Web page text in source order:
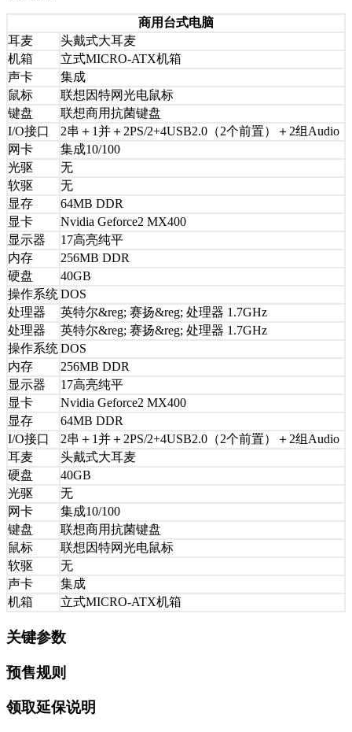
商用台式电脑
耳麦
头戴式大耳麦
机箱
立式MICRO-ATX机箱
声卡
集成
鼠标
联想因特网光电鼠标
键盘
联想商用抗菌键盘
I/O接口
2串＋1并＋2PS/2+4USB2.0（2个前置）＋2组Audio
网卡
集成10/100
光驱
无
软驱
无
显存
64MB DDR
显卡
Nvidia Geforce2 MX400
显示器
17高亮纯平
内存
256MB DDR
硬盘
40GB
操作系统DOS
处理器
英特尔&reg; 赛扬&reg; 处理器 1.7GHz
处理器
英特尔&reg; 赛扬&reg; 处理器 1.7GHz
操作系统DOS
内存
256MB DDR
显示器
17高亮纯平
显卡
Nvidia Geforce2 MX400
显存
64MB DDR
I/O接口
2串＋1并＋2PS/2+4USB2.0（2个前置）＋2组Audio
耳麦
头戴式大耳麦
硬盘
40GB
光驱
无
网卡
集成10/100
键盘
联想商用抗菌键盘
鼠标
联想因特网光电鼠标
软驱
无
声卡
集成
机箱
立式MICRO-ATX机箱
关键参数
预售规则
领取延保说明